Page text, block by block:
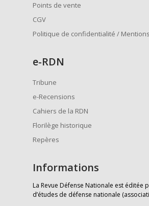
Points de vente
CGV
Politique de confidentialité /
e-RDN
Tribune
e-Recensions
Cahiers de la RDN
Florilège historique
Repères
Informations
La Revue Défense Nationale est éditée
d’études de défense nationale